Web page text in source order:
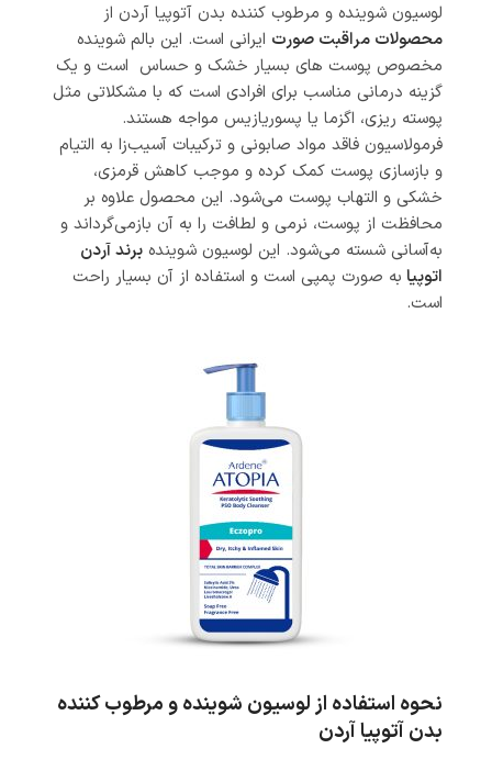
لوسیون شوینده و مرطوب کننده بدن آتوپیا آردن از
محصولات مراقبت صورت ایرانی است. این بالم شوینده
مخصوص پوست های بسیار خشک و حساس است و یک
گزینه درمانی مناسب برای افرادی است که با مشکلاتی مثل
پوسته ریزی، اگزما یا پسوریازیس مواجه هستند.
فرمولاسیون فاقد مواد صابونی و ترکیبات آسیب‌زا به التیام
و بازسازی پوست کمک کرده و موجب کاهش قرمزی،
خشکی و التهاب پوست می‌شود. این محصول علاوه بر
محافظت از پوست، نرمی و لطافت را به آن بازمی‌گرداند و
به‌آسانی شسته می‌شود. این لوسیون شوینده برند آردن
اتوپیا به صورت پمپی است و استفاده از آن بسیار راحت
است.
نحوه استفاده از لوسیون شوینده و مرطوب کننده
بدن آتوپیا آردن